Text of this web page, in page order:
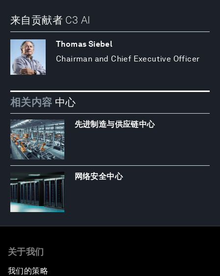
来自贡献者 C3 AI
Thomas Siebel
Chairman and Chief Executive Officer
相关内容 中心
先进制造与供应链中心
网络安全中心
关于我们
我们的策略